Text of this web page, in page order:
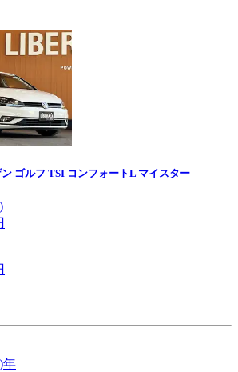
ゴルフ TSI コンフォートL マイスター
年